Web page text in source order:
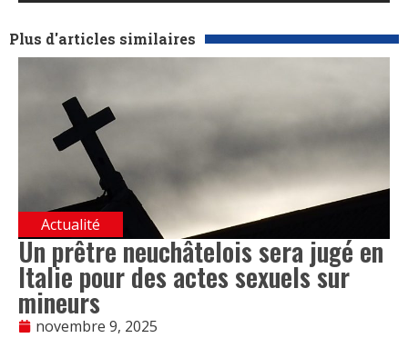
Plus d'articles similaires
Actualité
Un prêtre neuchâtelois sera jugé en
Italie pour des actes sexuels sur
mineurs
novembre 9, 2025